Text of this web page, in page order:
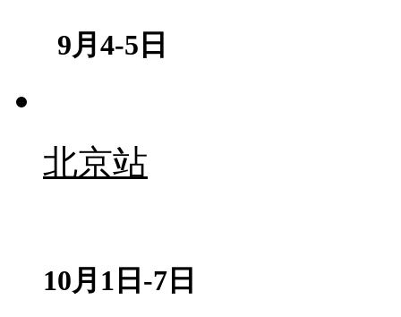
9月4-5日
北京站
10月1日-7日